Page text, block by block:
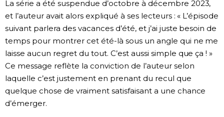
La série a été suspendue d’octobre à décembre 2023,
et l’auteur avait alors expliqué à ses lecteurs : « L’épisode
suivant parlera des vacances d’été, et j’ai juste besoin de
temps pour montrer cet été-là sous un angle qui ne me
laisse aucun regret du tout. C’est aussi simple que ça ! »
Ce message reflète la conviction de l’auteur selon
laquelle c’est justement en prenant du recul que
quelque chose de vraiment satisfaisant a une chance
d’émerger.